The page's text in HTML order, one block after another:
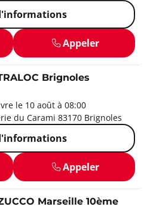
Appeler
Brignoles
le 10 août à 08:00
du Carami 83170 Brignoles
Appeler
Marseille 10ème